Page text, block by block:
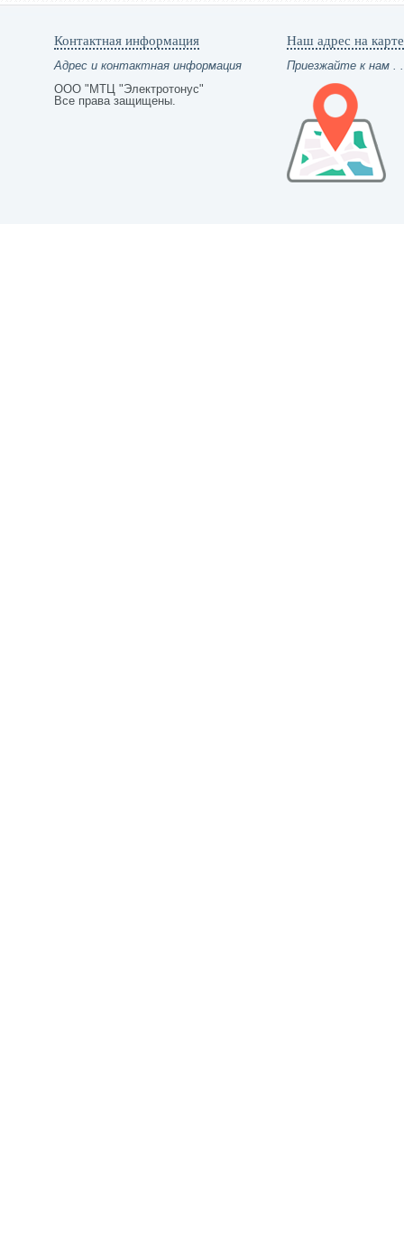
Контактная информация
Адрес и контактная информация
ООО "МТЦ "Электротонус"
Все права защищены.
Наш адрес на карте
Приезжайте к нам .